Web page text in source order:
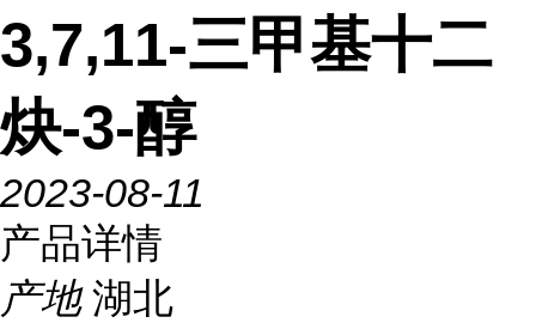
3,7,11-三甲基十二
炔-3-醇
2023-08-11
产品详情
产地 湖北